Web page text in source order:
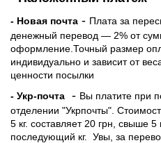
- Новая почта - Плата за
денежный перевод — 2% от
оформление.Точный размер
индивидуально и зависит от
ценности посылки
- Укр-почта
- Вы платите при
отделении "Укрпочты".
5 кг. составляет 20 грн, свыше 5
последующий кг. Увы, за